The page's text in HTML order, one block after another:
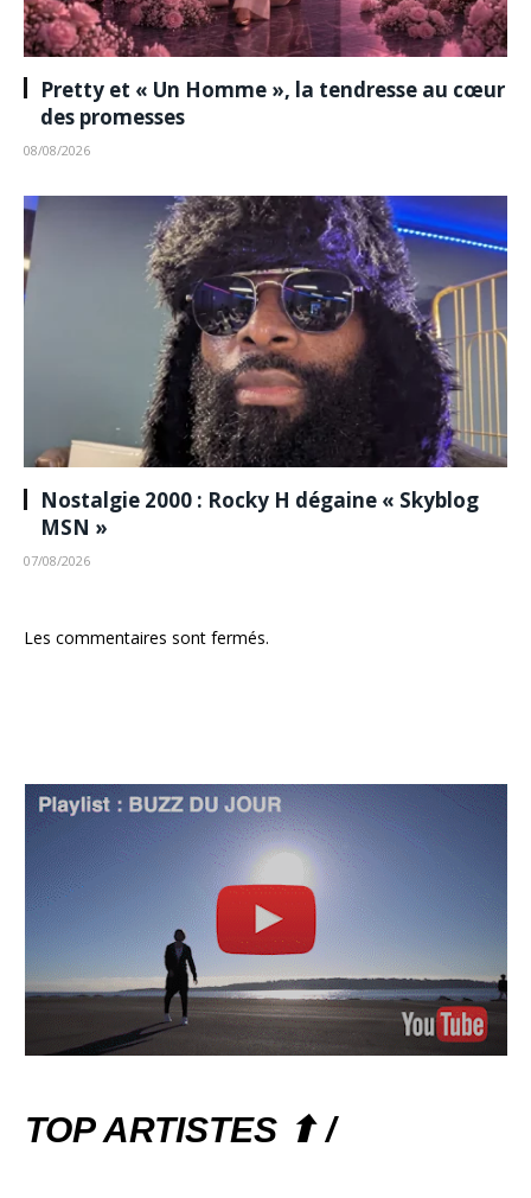
Pretty et « Un Homme », la tendresse au cœur
des promesses
08/08/2026
Nostalgie 2000 : Rocky H dégaine « Skyblog
MSN »
07/08/2026
Les commentaires sont fermés.
TOP ARTISTES ⬆ /